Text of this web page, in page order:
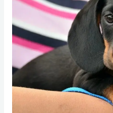
eigener
Hund